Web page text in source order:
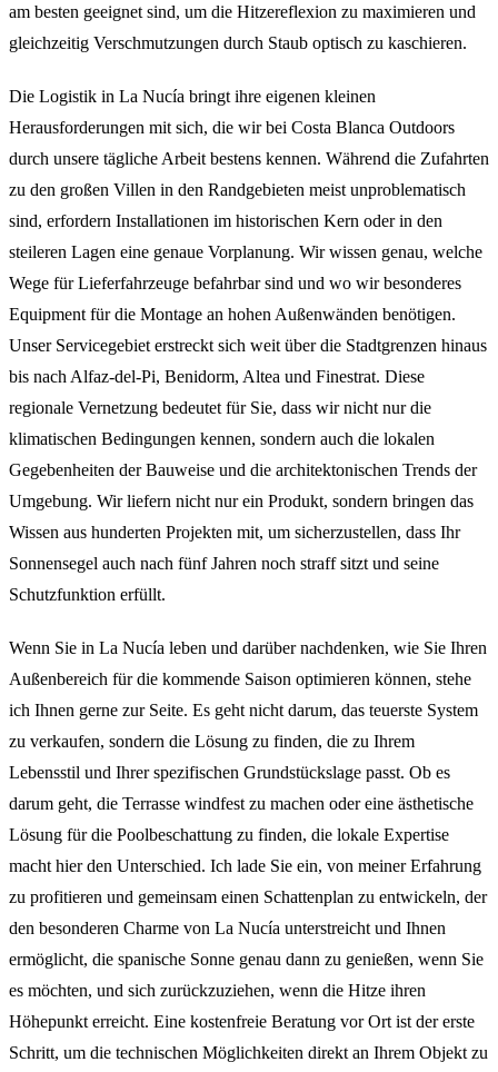
am besten geeignet sind, um die Hitzereflexion zu maximieren und
gleichzeitig Verschmutzungen durch Staub optisch zu kaschieren.
Die Logistik in La Nucía bringt ihre eigenen kleinen
Herausforderungen mit sich, die wir bei Costa Blanca Outdoors
durch unsere tägliche Arbeit bestens kennen. Während die Zufahrten
zu den großen Villen in den Randgebieten meist unproblematisch
sind, erfordern Installationen im historischen Kern oder in den
steileren Lagen eine genaue Vorplanung. Wir wissen genau, welche
Wege für Lieferfahrzeuge befahrbar sind und wo wir besonderes
Equipment für die Montage an hohen Außenwänden benötigen.
Unser Servicegebiet erstreckt sich weit über die Stadtgrenzen hinaus
bis nach Alfaz-del-Pi, Benidorm, Altea und Finestrat. Diese
regionale Vernetzung bedeutet für Sie, dass wir nicht nur die
klimatischen Bedingungen kennen, sondern auch die lokalen
Gegebenheiten der Bauweise und die architektonischen Trends der
Umgebung. Wir liefern nicht nur ein Produkt, sondern bringen das
Wissen aus hunderten Projekten mit, um sicherzustellen, dass Ihr
Sonnensegel auch nach fünf Jahren noch straff sitzt und seine
Schutzfunktion erfüllt.
Wenn Sie in La Nucía leben und darüber nachdenken, wie Sie Ihren
Außenbereich für die kommende Saison optimieren können, stehe
ich Ihnen gerne zur Seite. Es geht nicht darum, das teuerste System
zu verkaufen, sondern die Lösung zu finden, die zu Ihrem
Lebensstil und Ihrer spezifischen Grundstückslage passt. Ob es
darum geht, die Terrasse windfest zu machen oder eine ästhetische
Lösung für die Poolbeschattung zu finden, die lokale Expertise
macht hier den Unterschied. Ich lade Sie ein, von meiner Erfahrung
zu profitieren und gemeinsam einen Schattenplan zu entwickeln, der
den besonderen Charme von La Nucía unterstreicht und Ihnen
ermöglicht, die spanische Sonne genau dann zu genießen, wenn Sie
es möchten, und sich zurückzuziehen, wenn die Hitze ihren
Höhepunkt erreicht. Eine kostenfreie Beratung vor Ort ist der erste
Schritt, um die technischen Möglichkeiten direkt an Ihrem Objekt zu